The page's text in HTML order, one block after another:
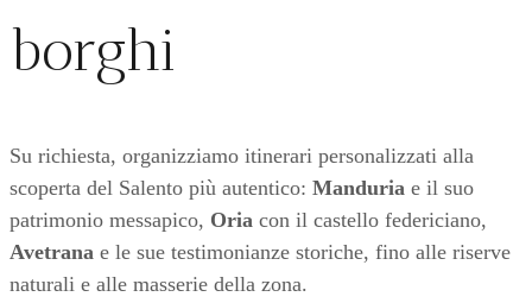
borghi
Su richiesta, organizziamo itinerari personalizzati alla
scoperta del Salento più autentico: Manduria e il suo
patrimonio messapico, Oria con il castello federiciano,
Avetrana e le sue testimonianze storiche, fino alle riserve
naturali e alle masserie della zona.